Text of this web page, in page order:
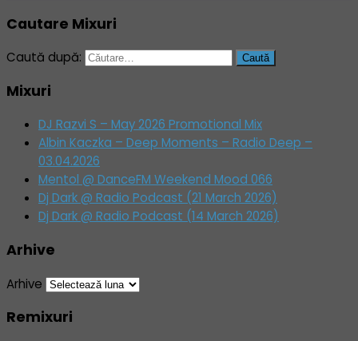
Cautare Mixuri
Caută după:
Mixuri
DJ Razvi S – May 2026 Promotional Mix
Albin Kaczka – Deep Moments – Radio Deep –
03.04.2026
Mentol @ DanceFM Weekend Mood 066
Dj Dark @ Radio Podcast (21 March 2026)
Dj Dark @ Radio Podcast (14 March 2026)
Arhive
Arhive
Remixuri